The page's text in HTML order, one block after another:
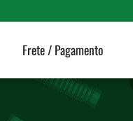
Frete / Pagamento